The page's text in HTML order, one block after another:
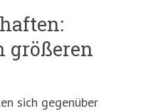
größeren
sich gegenüber